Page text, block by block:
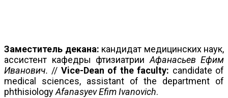
Заместитель декана: кандидат медицинских наук,
ассистент кафедры фтизиатрии Афанасьев Ефим
Иванович. // Vice-Dean of the faculty: candidate of
medical sciences, assistant of the department of
phthisiologyAfanasyev Efim Ivanovich.